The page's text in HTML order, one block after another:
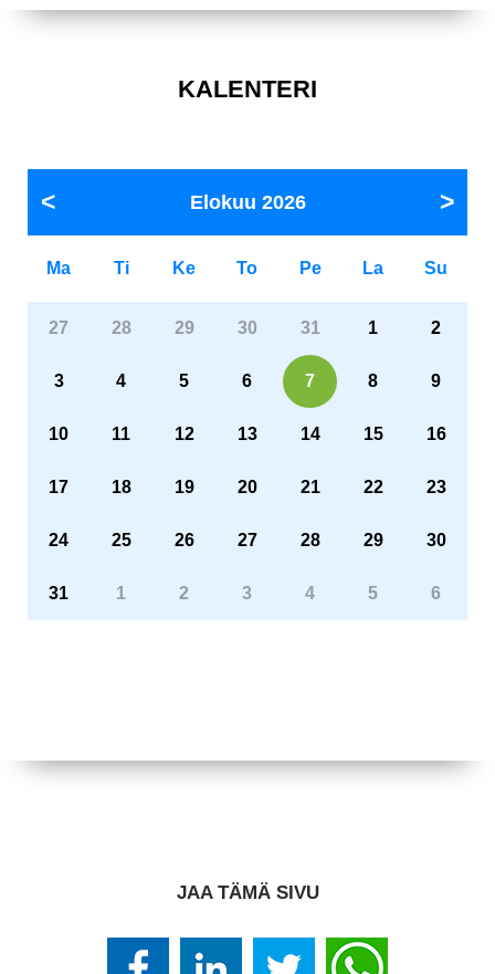
KALENTERI
Elokuu 2026
Ma Ti Ke To Pe La Su
27 28 29 30 31 1 2
3 4 5 6 7 8 9
10 11 12 13 14 15 16
17 18 19 20 21 22 23
24 25 26 27 28 29 30
31 1 2 3 4 5 6
JAA TÄMÄ SIVU